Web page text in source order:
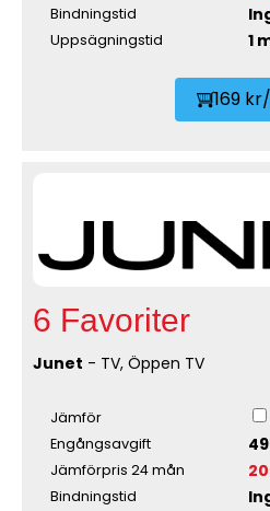
Bindningstid
Uppsägningstid 1
169
6 Favoriter
Junet - TV, Öppen TV
Jämför
Engångsavgift
Jämförpris 24 mån
Bindningstid